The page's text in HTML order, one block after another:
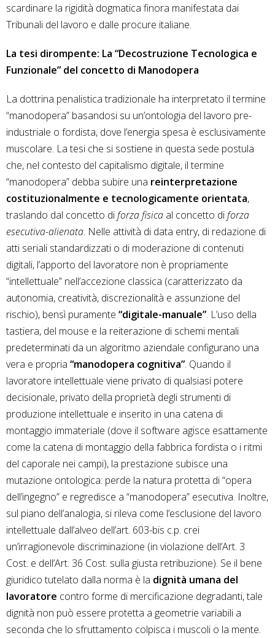
scardinare la rigidità dogmatica finora manifestata dai
Tribunali del lavoro e dalle procure italiane.
La tesi dirompente: La “Decostruzione Tecnologica e
Funzionale” del concetto di Manodopera
La dottrina penalistica tradizionale ha interpretato il termine
“manodopera” basandosi su un’ontologia del lavoro pre-
industriale o fordista, dove l’energia spesa è esclusivamente
muscolare. La tesi che si sostiene in questa sede postula
che, nel contesto del capitalismo digitale, il termine
“manodopera” debba subire una reinterpretazione
costituzionalmente e tecnologicamente orientata,
traslando dal concetto diforza fisica al concetto diforza
esecutiva-alienata. Nelle attività di data entry, di redazione di
atti seriali standardizzati o di moderazione di contenuti
digitali, l’apporto del lavoratore non è propriamente
“intellettuale” nell’accezione classica (caratterizzato da
autonomia, creatività, discrezionalità e assunzione del
rischio), bensì puramente “digitale-manuale”. L’uso della
tastiera, del mouse e la reiterazione di schemi mentali
predeterminati da un algoritmo aziendale configurano una
vera e propria “manodopera cognitiva”. Quando il
lavoratore intellettuale viene privato di qualsiasi potere
decisionale, privato della proprietà degli strumenti di
produzione intellettuale e inserito in una catena di
montaggio immateriale (dove il software agisce esattamente
come la catena di montaggio della fabbrica fordista o i ritmi
del caporale nei campi), la prestazione subisce una
mutazione ontologica: perde la natura protetta di “opera
dell’ingegno” e regredisce a “manodopera” esecutiva. Inoltre,
sul piano dell’analogia, si rileva come l’esclusione del lavoro
intellettuale dall’alveo dell’art. 603-bis c.p. crei
un’irragionevole discriminazione (in violazione dell’Art. 3
Cost. e dell’Art. 36 Cost. sulla giusta retribuzione). Se il bene
giuridico tutelato dalla norma è la dignità umana del
lavoratore contro forme di mercificazione degradanti, tale
dignità non può essere protetta a geometrie variabili a
seconda che lo sfruttamento colpisca i muscoli o la mente.